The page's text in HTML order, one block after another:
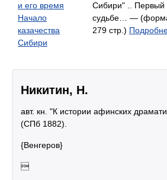
и его время
Начало
казачества
Сибири
Сибири" .. Первый
судьбе… —
279 стр.)
Никитин, Н.
авт. кн. "К истории афинских
(СПб 1882).
{Венгеров}
